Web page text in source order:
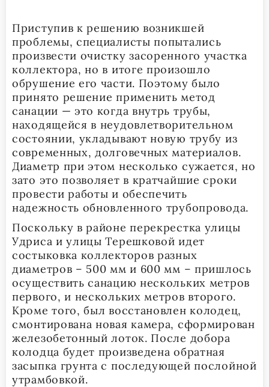
Приступив к решению возникшей
проблемы, специалисты попытались
произвести очистку засоренного участка
коллектора, но в итоге произошло
обрушение его части. Поэтому было
принято решение применить метод
санации — это когда внутрь трубы,
находящейся в неудовлетворительном
состоянии, укладывают новую трубу из
современных, долговечных материалов.
Диаметр при этом несколько сужается, но
зато это позволяет в кратчайшие сроки
провести работы и обеспечить
надежность обновленного трубопровода.
Поскольку в районе перекрестка улицы
Удриса и улицы Терешковой идет
состыковка коллекторов разных
диаметров – 500 мм и 600 мм – пришлось
осуществить санацию нескольких метров
первого, и нескольких метров второго.
Кроме того, был восстановлен колодец,
смонтирована новая камера, сформирован
железобетонный лоток. После добора
колодца будет произведена обратная
засыпка грунта с последующей послойной
утрамбовкой.